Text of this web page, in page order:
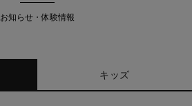
お知らせ・体験情報
キッズ